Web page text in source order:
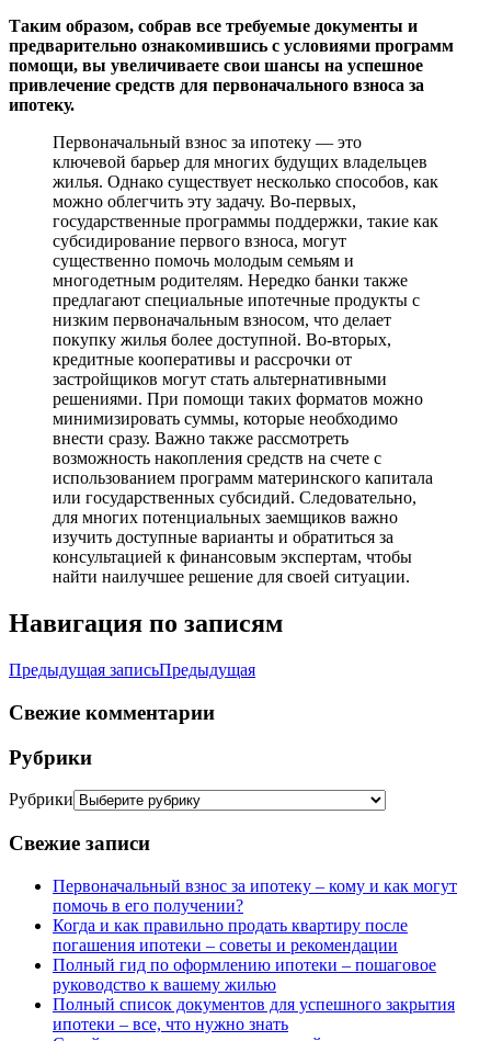
Таким образом, собрав все требуемые документы и
предварительно ознакомившись с условиями программ
помощи, вы увеличиваете свои шансы на успешное
привлечение средств для первоначального взноса за
ипотеку.
Первоначальный взнос за ипотеку — это
ключевой барьер для многих будущих владельцев
жилья. Однако существует несколько способов, как
можно облегчить эту задачу. Во-первых,
государственные программы поддержки, такие как
субсидирование первого взноса, могут
существенно помочь молодым семьям и
многодетным родителям. Нередко банки также
предлагают специальные ипотечные продукты с
низким первоначальным взносом, что делает
покупку жилья более доступной. Во-вторых,
кредитные кооперативы и рассрочки от
застройщиков могут стать альтернативными
решениями. При помощи таких форматов можно
минимизировать суммы, которые необходимо
внести сразу. Важно также рассмотреть
возможность накопления средств на счете с
использованием программ материнского капитала
или государственных субсидий. Следовательно,
для многих потенциальных заемщиков важно
изучить доступные варианты и обратиться за
консультацией к финансовым экспертам, чтобы
найти наилучшее решение для своей ситуации.
Навигация по записям
Предыдущая записьПредыдущая
Свежие комментарии
Рубрики
Рубрики
Свежие записи
Первоначальный взнос за ипотеку – кому и как могут
помочь в его получении?
Когда и как правильно продать квартиру после
погашения ипотеки – советы и рекомендации
Полный гид по оформлению ипотеки – пошаговое
руководство к вашему жилью
Полный список документов для успешного закрытия
ипотеки – все, что нужно знать